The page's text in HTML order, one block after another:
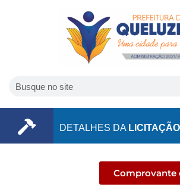
DETALHES DA LICITAÇÃO
Comprovante